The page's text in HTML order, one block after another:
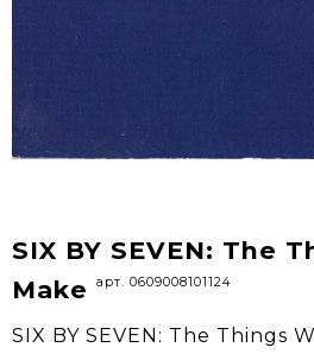
SIX BY SEVEN: The
Make
арт. 0609008101124
SIX BY SEVEN: The Things